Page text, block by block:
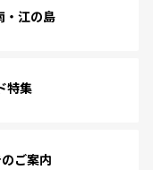
・江の島
特集
ご案内